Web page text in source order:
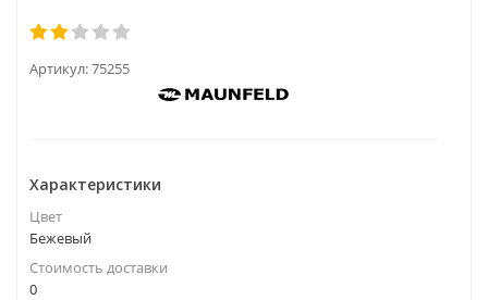
Артикул:75255
Характеристики
Цвет
Бежевый
Стоимость доставки
0